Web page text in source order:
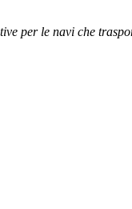
per le navi che